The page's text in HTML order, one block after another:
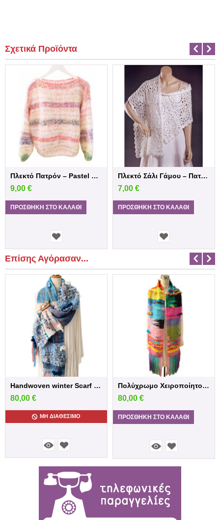
Σχετικά Προϊόντα
Πλεκτό Πατρόν – Pastel Moxer oversided π...
9,00 €
ΠΡΟΣΘΉΚΗ ΣΤΟ ΚΑΛΆΘΙ
Πλεκτό Σάλι Γάμου – Πατρόν Βελονάκι | Cro...
7,00 €
ΠΡΟΣΘΉΚΗ ΣΤΟ ΚΑΛΆΘΙ
Επίσης Αγόρασαν...
Handwoven winter Scarf in blue shades
80,00 €
ΜΗ ΔΙΑΘΈΣΙΜΟ
Πολύχρωμο Χειροποίητο Υφαντό Κασκόλ
80,00 €
ΠΡΟΣΘΉΚΗ ΣΤΟ ΚΑΛΆΘΙ